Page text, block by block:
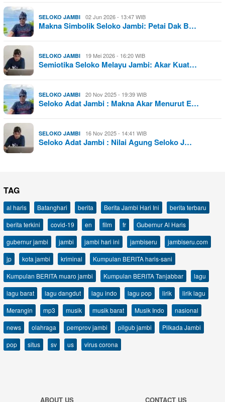
SELOKO JAMBI 02 Jun 2026 - 13:47 WIB
Makna Simbolik Seloko Jambi: Petai Dak B…
SELOKO JAMBI 19 Mei 2026 - 16:20 WIB
Semiotika Seloko Melayu Jambi: Akar Kuat…
SELOKO JAMBI 20 Nov 2025 - 19:39 WIB
Seloko Adat Jambi : Makna Akar Menurut E…
SELOKO JAMBI 16 Nov 2025 - 14:41 WIB
Seloko Adat Jambi : Nilai Agung Seloko J…
TAG
al haris Batanghari berita Berita Jambi Hari Ini
berita terbaru
berita terkini
covid-19 en film fr
Gubernur Al Haris
gubernur jambi
jambi jambi hari ini jambiseru
jambiseru.com
jp
kota jambi kriminal
Kumpulan BERITA haris-sani
Kumpulan BERITA muaro jambi
Kumpulan BERITA Tanjabbar
lagu
lagu barat
lagu dangdut lagu indo lagu pop lirik
lirik lagu
Merangin
mp3 musik musik barat Musik Indo
nasional
news
olahraga pemprov jambi pilgub jambi
Pilkada Jambi
pop
situs sv us virus corona
ABOUT US CONTACT US